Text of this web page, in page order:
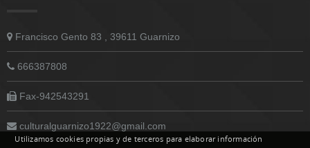
Francisco Gento 83 , 39611 Guarnizo
666387808
Fax-942543291
culturalguarnizo1922@gmail.com
Utilizamos cookies propias y de terceros para elaborar información